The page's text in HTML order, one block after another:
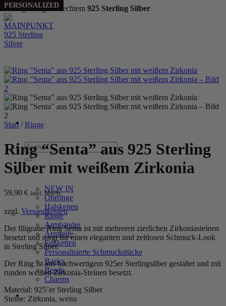
Handgefertigt aus echtem 925 Sterling Silber
Zum
Inhalt
springen
Suchen
nach:
WOMEN
NEW IN
Ohrringe
Halsketten
Ringe
Armbänder
Armreife
Fußketten
Personalisierte Schmuckstücke
Basics
Beads
Charms
MEN
Start / Ringe
Ring “Senta” aus 925 Sterling
Silber mit weißem Zirkonia
59,90 € inkl. MwSt.
zzgl. Versandkosten
Der filigrane Ring Senta ist mit mehreren zierlichen Zirkoniasteinen
besetzt und sorgt für einen eleganten und zeitlosen Schmuck-Look
in Sterling Silber.
Der Ring ist aus hochwertigem 925er Sterlingsilber gestaltet und mit
runden weißen Zirkonia-Steinen besetzt.
Material: 925’er Sterling Silber
Steine: Zirkonia, weiss
BESTSELLER
BESTSELLER
PERSONALIZED